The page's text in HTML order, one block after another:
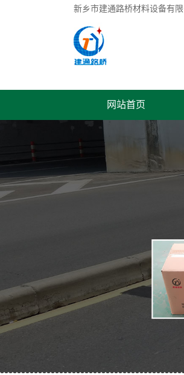
新乡市建通路桥材料设备有
网站首页